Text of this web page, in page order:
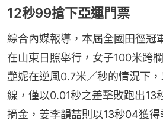
12秒99搶下亞運門票
綜合內媒報導，本屆全國田徑冠
在山東日照舉行，女子100米跨
艷妮在逆風0.7米／秒的情況下
線，僅以0.01秒之差擊敗跑出13
摘金，姜李韻喆則以13秒04獲